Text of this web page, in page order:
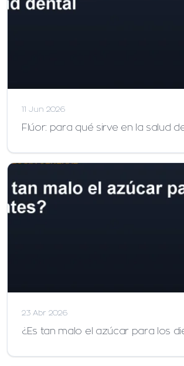
11 Jun 2026
Flúor: para qué sirve en la salud
23 Abr 2026
¿Es tan malo el azúcar para los